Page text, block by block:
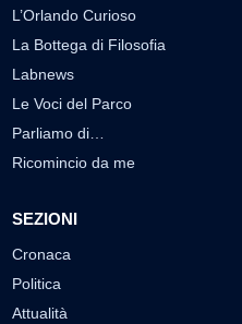
L’Orlando Curioso
La Bottega di Filosofia
Labnews
Le Voci del Parco
Parliamo di…
Ricomincio da me
SEZIONI
Cronaca
Politica
Attualità